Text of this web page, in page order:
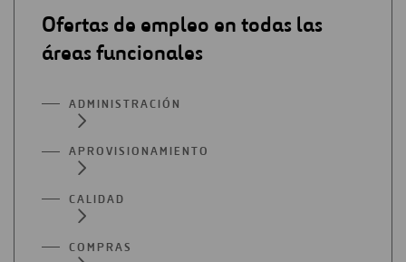
Ofertas de empleo en todas las
áreas funcionales
ADMINISTRACIÓN
APROVISIONAMIENTO
CALIDAD
COMPRAS